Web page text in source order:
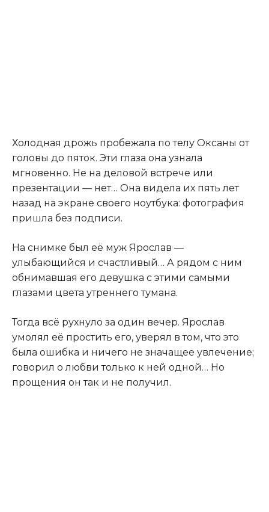
Холодная дрожь пробежала по телу Оксаны от
головы до пяток. Эти глаза она узнала
мгновенно. Не на деловой встрече или
презентации — нет… Она видела их пять лет
назад на экране своего ноутбука: фотография
пришла без подписи.
На снимке был её муж Ярослав —
улыбающийся и счастливый… А рядом с ним
обнимавшая его девушка с этими самыми
глазами цвета утреннего тумана.
Тогда всё рухнуло за один вечер. Ярослав
умолял её простить его, уверял в том, что это
была ошибка и ничего не значащее увлечение;
говорил о любви только к ней одной… Но
прощения он так и не получил.